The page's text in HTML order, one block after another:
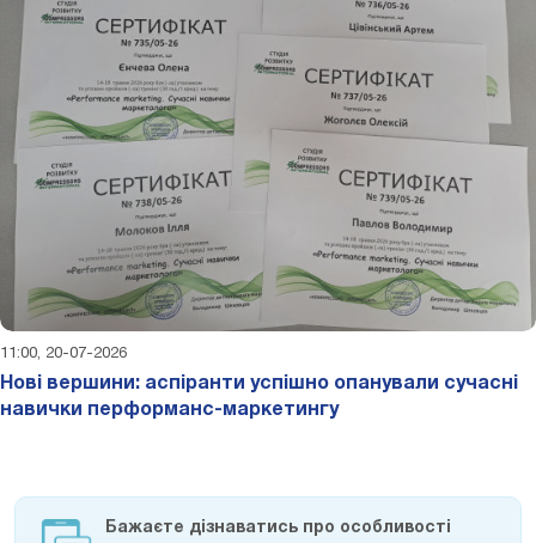
11:00, 20-07-2026
Нові вершини: аспіранти успішно опанували сучасні
навички перформанс-маркетингу
Бажаєте дізнаватись про особливості